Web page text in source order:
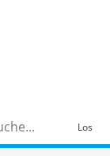
Los